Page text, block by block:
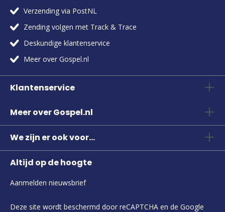
Verzending via PostNL
Zending volgen met Track & Trace
Deskundige klantenservice
Meer over Gospel.nl
Klantenservice
Meer over Gospel.nl
We zijn er ook voor...
Altijd op de hoogte
Aanmelden nieuwsbrief
Deze site wordt beschermd door reCAPTCHA en de Google